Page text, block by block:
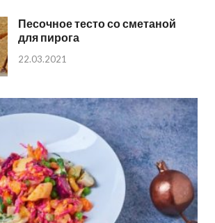
Песочное тесто со сметаной
для пирога
22.03.2021